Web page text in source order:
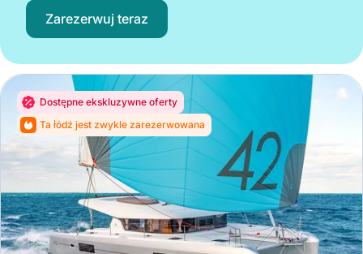
Zarezerwuj teraz
Dostępne ekskluzywne oferty
Ta łódź jest zwykle zarezerwowana